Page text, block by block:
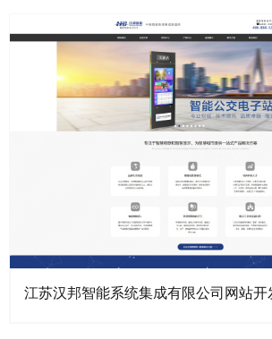
江苏汉邦智能系统集成有限公司网站开